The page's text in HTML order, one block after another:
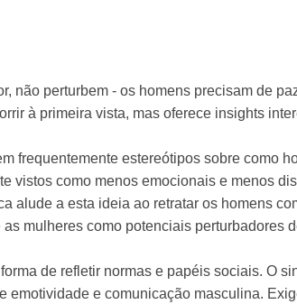
não perturbem - os homens precisam de
à primeira vista, mas oferece insights
frequentemente estereótipos sobre como
vistos como menos emocionais e menos
alude a esta ideia ao retratar os homens
mulheres como potenciais perturbadores
de refletir normas e papéis sociais. O
emotividade e comunicação masculina.